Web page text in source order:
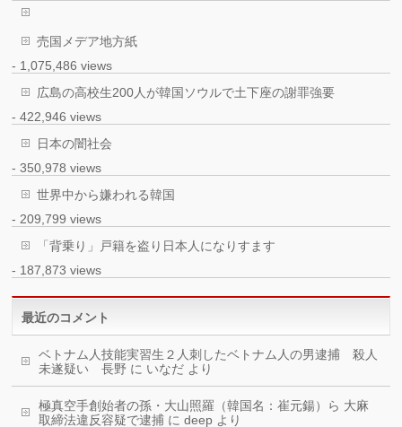
売国メデア地方紙
- 1,075,486 views
広島の高校生200人が韓国ソウルで土下座の謝罪強要
- 422,946 views
日本の闇社会
- 350,978 views
世界中から嫌われる韓国
- 209,799 views
「背乗り」戸籍を盗り日本人になりすます
- 187,873 views
最近のコメント
ベトナム人技能実習生２人刺したベトナム人の男逮捕 殺人
未遂疑い 長野 に いなだ より
極真空手創始者の孫・大山照羅（韓国名：崔元鍚）ら 大麻
取締法違反容疑で逮捕 にdeep より